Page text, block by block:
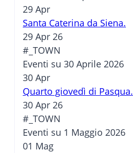
29 Apr
Santa Caterina da Siena.
29 Apr 26
#_TOWN
Eventi su 30 Aprile 2026
30 Apr
Quarto giovedì di Pasqua.
30 Apr 26
#_TOWN
Eventi su 1 Maggio 2026
01 Mag